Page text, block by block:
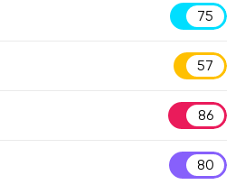
75
57
86
80